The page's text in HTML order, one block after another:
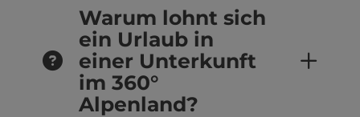
Warum lohnt sich
ein Urlaub in
einer Unterkunft
im 360°
Alpenland?